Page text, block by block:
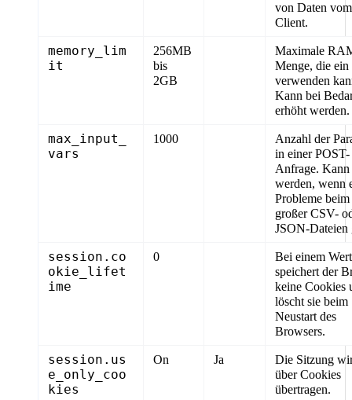
von Daten vom
Client.
memory_lim
it
256MB
bis
2GB
Maximale
Menge, die
verwenden
Kann bei
erhöht werden.
max_input_
vars
1000
Anzahl der
in einer POST-
Anfrage. Kann
werden, wenn
Probleme
großer CSV-
JSON-Dateien
session.co
okie_lifet
ime
0
Bei einem
speichert der
keine Cookies
löscht sie beim
Neustart des
Browsers.
session.us
e_only_coo
kies
On Ja
Die Sitzung
über Cookies
übertragen.